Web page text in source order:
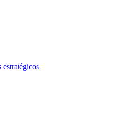
estratégicos